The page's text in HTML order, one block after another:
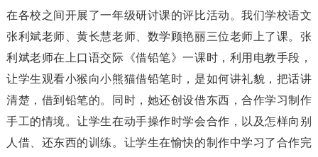
在各校之间开展了一年级研讨课的评比活动。我们学校语文
张利斌老师、黄长慧老师、数学顾艳丽三位老师上了课。张
利斌老师在上口语交际《借铅笔》一课时，利用电教手段，
让学生观看小猴向小熊猫借铅笔时，是如何讲礼貌，把话讲
清楚，借到铅笔的。同时，她还创设借东西，合作学习制作
手工的情境。让学生在动手操作时学会合作，以及怎样向别
人借、还东西的训练。让学生在愉快的制作中学习了合作完